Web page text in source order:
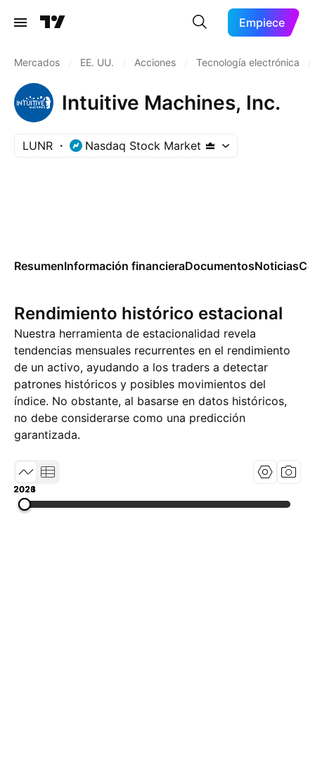
Empiece
Mercados EE. UU. Acciones Tecnología electrónica
Intuitive Machines, Inc.
LUNR Nasdaq Stock Market
ResumenInformación financieraDocumentosNoticias
Rendimiento histórico estacional
Nuestra herramienta de estacionalidad revela
tendencias mensuales recurrentes en el rendimiento
de un activo, ayudando a los traders a detectar
patrones históricos y posibles movimientos del
índice. No obstante, al basarse en datos históricos,
no debe considerarse como una predicción
garantizada.
2021
2023
2026